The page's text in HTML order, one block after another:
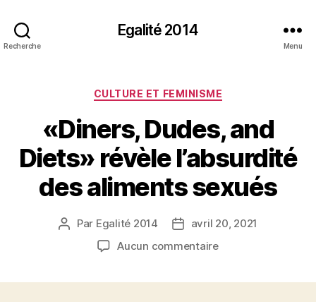
Recherche
Egalité 2014
Menu
Catégories
CULTURE ET FEMINISME
«Diners, Dudes, and
Diets» révèle l’absurdité
des aliments sexués
Auteur
Par Egalité 2014
Dateavril 20, 2021
Aucun commentairesur